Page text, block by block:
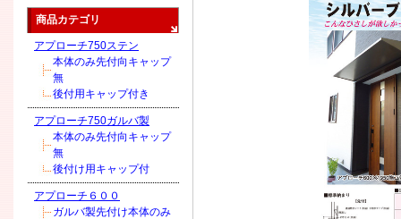
商品カテゴリ
アプローチ750ステン
本体のみ先付向キャップ
無
後付用キャップ付き
アプローチ750ガルバ製
本体のみ先付向キャップ
無
後付け用キャップ付
アプローチ６００
ガルバ製先付け本体のみ